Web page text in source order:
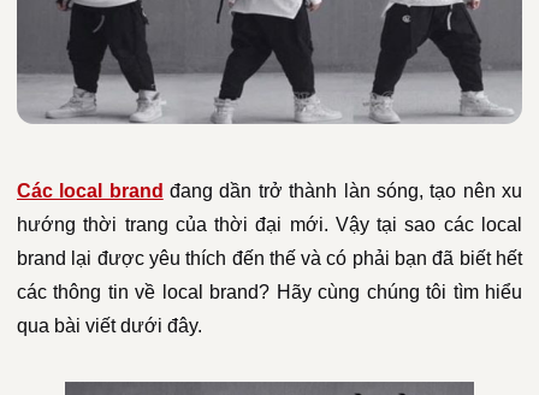
Các local brand đang dần trở thành làn sóng, tạo nên xu
hướng thời trang của thời đại mới. Vậy tại sao các local
brand lại được yêu thích đến thế và có phải bạn đã biết hết
các thông tin về local brand? Hãy cùng chúng tôi tìm hiểu
qua bài viết dưới đây.